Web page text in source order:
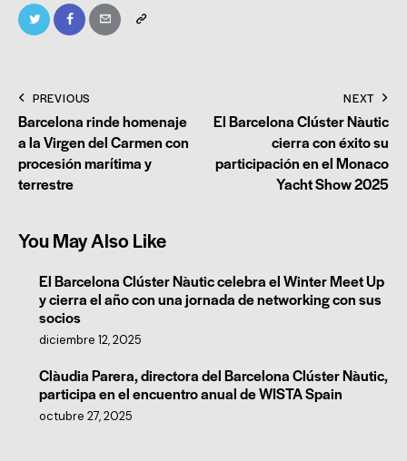
PREVIOUS
Barcelona rinde homenaje
a la Virgen del Carmen con
procesión marítima y
terrestre
NEXT
El Barcelona Clúster Nàutic
cierra con éxito su
participación en el Monaco
Yacht Show 2025
You May Also Like
El Barcelona Clúster Nàutic celebra el Winter Meet Up
y cierra el año con una jornada de networking con sus
socios
diciembre 12, 2025
Clàudia Parera, directora del Barcelona Clúster Nàutic,
participa en el encuentro anual de WISTA Spain
octubre 27, 2025